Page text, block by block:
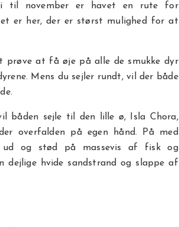
november er havet en rute for
er her, der er størst mulighed for at
prøve at få øje på alle de smukke dyr
Mens du sejler rundt, vil der både
båden sejle til den lille ø, Isla Chora,
overfalden på egen hånd. På med
ud og stød på massevis af fisk og
dejlige hvide sandstrand og slappe af